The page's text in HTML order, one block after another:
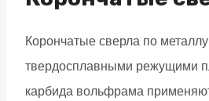
75х25
мм
quantity
Корончатые сверла по
твердосплавными режущими
карбида вольфрама